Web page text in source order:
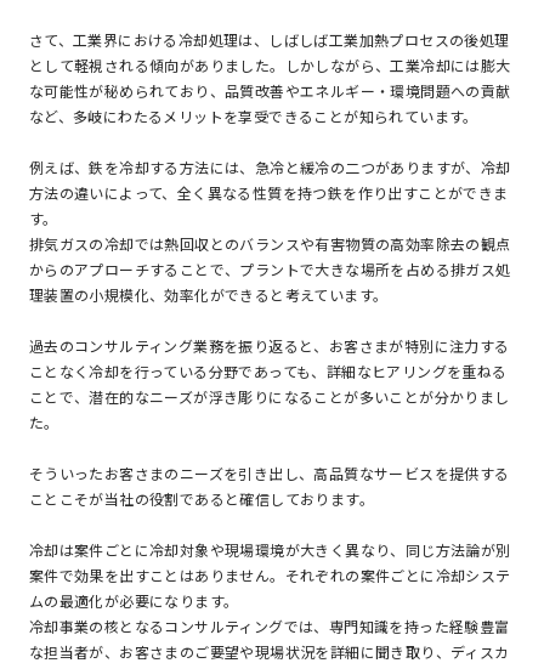
さて、工業界における冷却処理は、しばしば工業加熱プロセスの後処理
として軽視される傾向がありました。しかしながら、工業冷却には膨大
な可能性が秘められており、品質改善やエネルギー・環境問題への貢献
など、多岐にわたるメリットを享受できることが知られています。
例えば、鉄を冷却する方法には、急冷と緩冷の二つがありますが、冷却
方法の違いによって、全く異なる性質を持つ鉄を作り出すことができま
す。
排気ガスの冷却では熱回収とのバランスや有害物質の高効率除去の観点
からのアプローチすることで、プラントで大きな場所を占める排ガス処
理装置の小規模化、効率化ができると考えています。
過去のコンサルティング業務を振り返ると、お客さまが特別に注力する
ことなく冷却を行っている分野であっても、詳細なヒアリングを重ねる
ことで、潜在的なニーズが浮き彫りになることが多いことが分かりまし
た。
そういったお客さまのニーズを引き出し、高品質なサービスを提供する
ことこそが当社の役割であると確信しております。
冷却は案件ごとに冷却対象や現場環境が大きく異なり、同じ方法論が別
案件で効果を出すことはありません。それぞれの案件ごとに冷却システ
ムの最適化が必要になります。
冷却事業の核となるコンサルティングでは、専門知識を持った経験豊富
な担当者が、お客さまのご要望や現場状況を詳細に聞き取り、ディスカ